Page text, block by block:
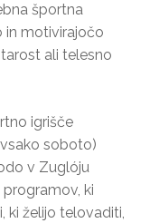
športna
in motivirajočo
ali telesno
igrišče
soboto)
v Zuglóju
ki
ki želijo telovaditi,